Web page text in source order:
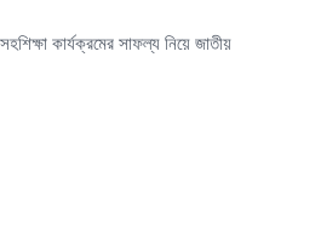
সহশিক্ষা কার্যক্রমের সাফল্য নিয়ে জাতীয়